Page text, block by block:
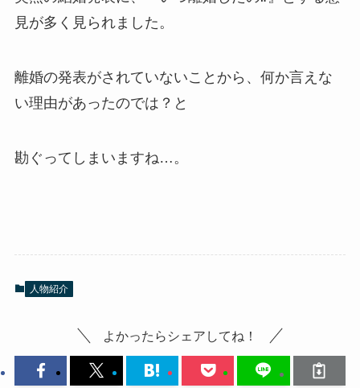
見が多く見られました。
離婚の発表がされていないことから、何か言えな
い理由があったのでは？と
勘ぐってしまいますね…。
人物紹介
よかったらシェアしてね！